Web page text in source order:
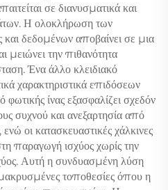
σε διανυσματικά και
Η ολοκλήρωση των
και δεδομένων αποβαίνει σε μια
την πιθανότητα
Ένα άλλο κλειδιακό
χαρακτηριστικά επιδόσεων
ίνας εξασφαλίζει σχεδόν
συχνού και ανεξαρτησία από
οι κατασκευαστικές χάλκινες
παραγωγή ισχύος χωρίς την
Αυτή η συνδυασμένη λύση
τοποθεσίες όπου η